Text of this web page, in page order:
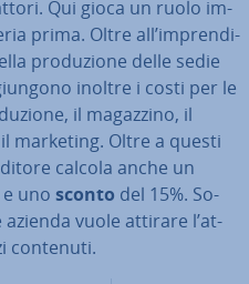
Qui gioca un ruolo im­
prima. Oltre all’im­pren­di­
pro­du­zio­ne delle sedie
inoltre i costi per le
il magazzino, il
marketing. Oltre a questi
calcola anche un
e uno sconto del 15%. So­
vuole attirare l’at­
contenuti.